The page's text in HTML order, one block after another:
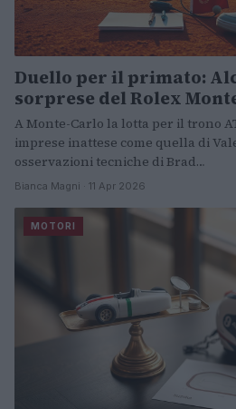
Duello per il primato:
sorprese del Rolex
A Monte-Carlo la lotta per il trono
imprese inattese come quella di
osservazioni tecniche di Brad…
Bianca Magni · 11 Apr 2026
MOTORI